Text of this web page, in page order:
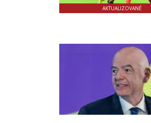
AKTUALIZOVANÉ